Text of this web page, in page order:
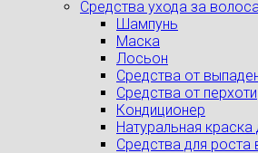
Средства ухода за
Шампунь
Маска
Лосьон
Средства от
Средства от перхоти
Кондиционер
Натуральная краска
Средства для роста